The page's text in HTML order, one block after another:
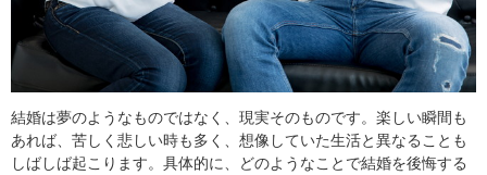
おすすめ
結婚は夢のようなものではなく、現実そのものです。楽しい瞬間も
あれば、苦しく悲しい時も多く、想像していた生活と異なることも
しばしば起こります。具体的に、どのようなことで結婚を後悔する